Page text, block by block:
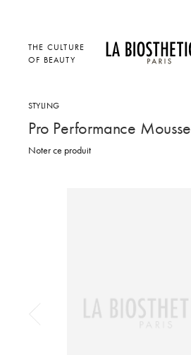
THE CULTURE
OF BEAUTY
STYLING
Pro Performance Mousse
Noter ce produit